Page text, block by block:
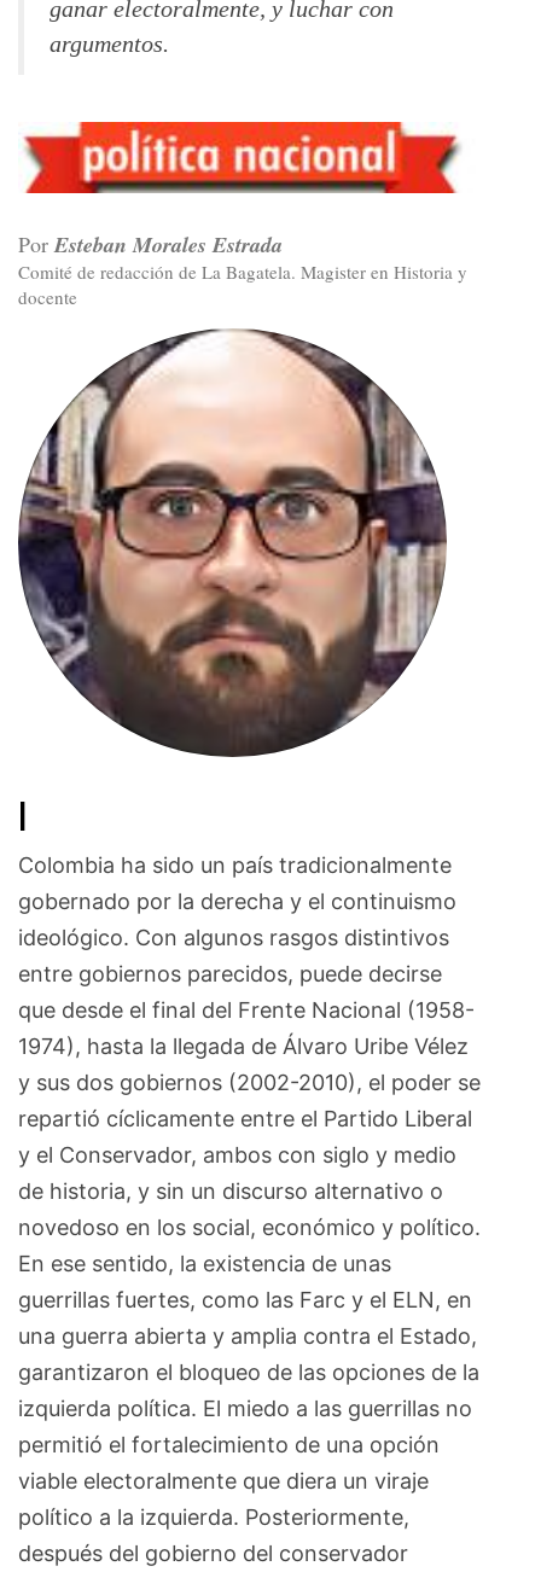
ganar electoralmente, y luchar con
argumentos.
PorEsteban Morales Estrada
Comité de redacción de La Bagatela. Magister en Historia y
docente
I
Colombia ha sido un país tradicionalmente
gobernado por la derecha y el continuismo
ideológico. Con algunos rasgos distintivos
entre gobiernos parecidos, puede decirse
que desde el final del Frente Nacional (1958-
1974), hasta la llegada de Álvaro Uribe Vélez
y sus dos gobiernos (2002-2010), el poder se
repartió cíclicamente entre el Partido Liberal
y el Conservador, ambos con siglo y medio
de historia, y sin un discurso alternativo o
novedoso en los social, económico y político.
En ese sentido, la existencia de unas
guerrillas fuertes, como las Farc y el ELN, en
una guerra abierta y amplia contra el Estado,
garantizaron el bloqueo de las opciones de la
izquierda política. El miedo a las guerrillas no
permitió el fortalecimiento de una opción
viable electoralmente que diera un viraje
político a la izquierda. Posteriormente,
después del gobierno del conservador